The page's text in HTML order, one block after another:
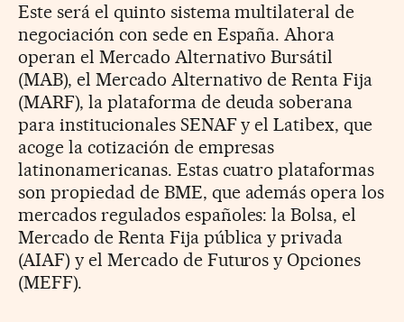
Este será el quinto sistema multilateral de
negociación con sede en España. Ahora
operan el Mercado Alternativo Bursátil
(MAB), el Mercado Alternativo de Renta Fija
(MARF), la plataforma de deuda soberana
para institucionales SENAF y el Latibex, que
acoge la cotización de empresas
latinonamericanas. Estas cuatro plataformas
son propiedad de BME, que además opera los
mercados regulados españoles: la Bolsa, el
Mercado de Renta Fija pública y privada
(AIAF) y el Mercado de Futuros y Opciones
(MEFF).